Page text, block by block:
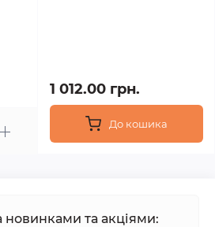
1 012.00 грн.
До кошика
новинками та акціями: